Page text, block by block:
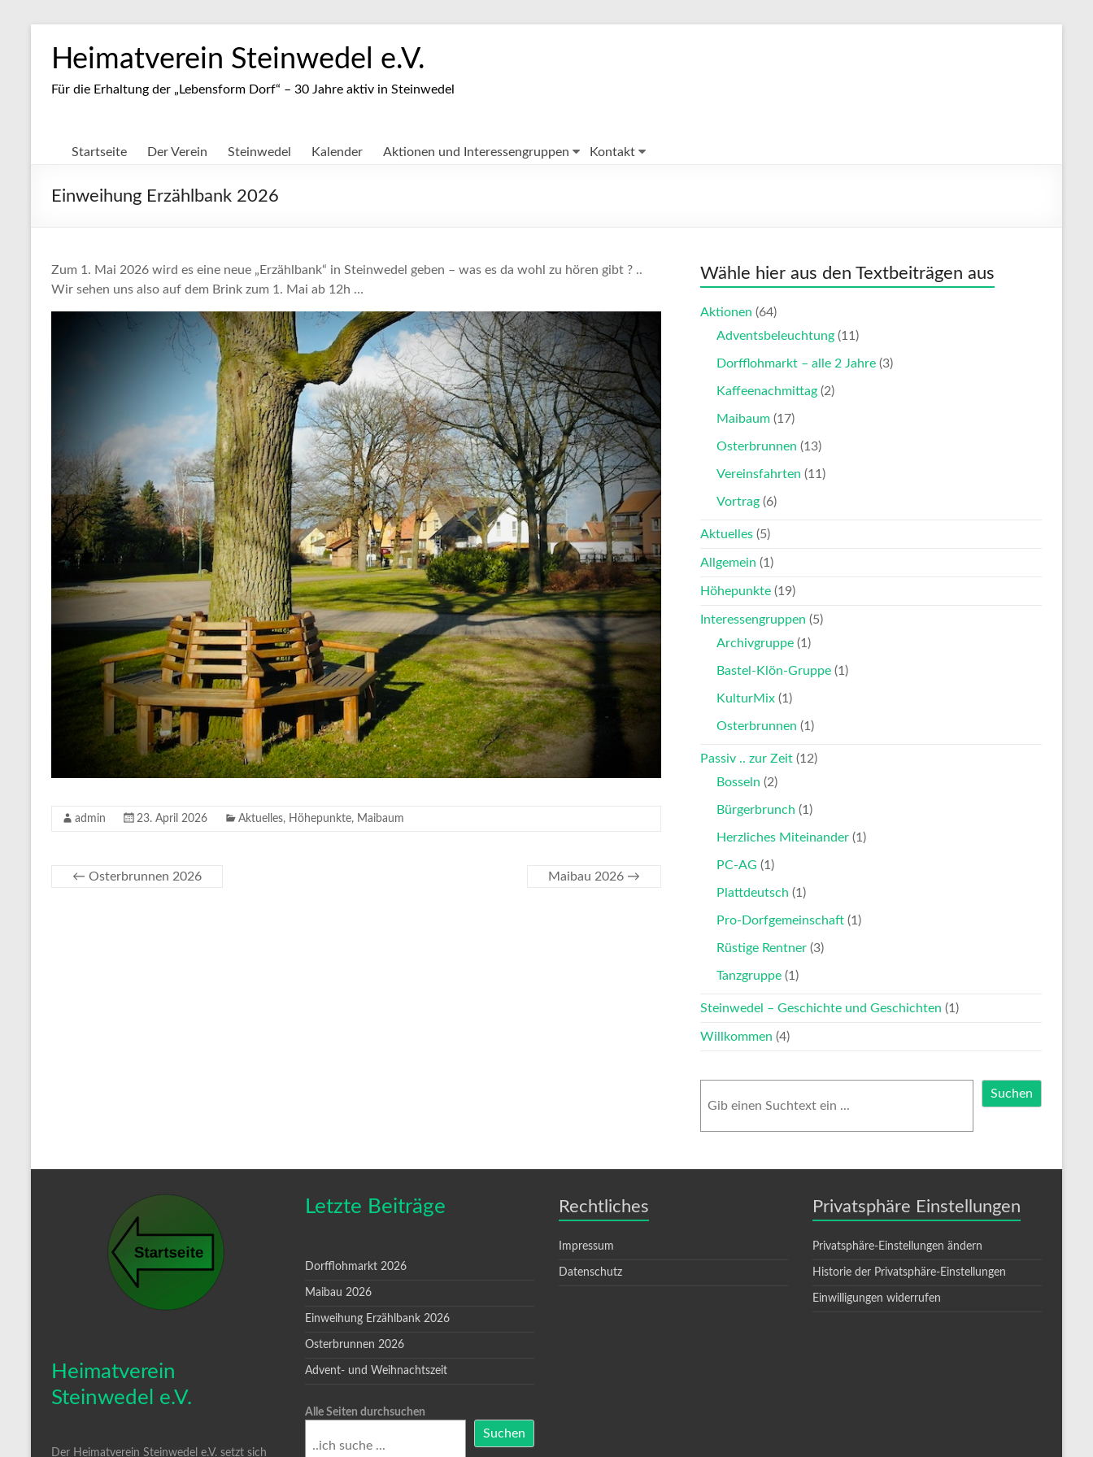
Inhalt
springenHeimatverein Steinwedel e.V.
Für die Erhaltung der „Lebensform Dorf“ – 30 Jahre aktiv in Steinwedel
Startseite Der Verein Steinwedel Kalender Aktionen und Interessengruppen Kontakt
Einweihung Erzählbank 2026
Zum 1. Mai 2026 wird es eine neue „Erzählbank“ in Steinwedel geben – was es da wohl zu hören gibt ? ..
Wir sehen uns also auf dem Brink zum 1. Mai ab 12h …
admin 23. April 2026 Aktuelles, Höhepunkte, Maibaum
← Osterbrunnen 2026 Maibau 2026 →
Wähle hier aus den Textbeiträgen aus
Aktionen (64)
Adventsbeleuchtung (11)
Dorfflohmarkt – alle 2 Jahre (3)
Kaffeenachmittag (2)
Maibaum (17)
Osterbrunnen (13)
Vereinsfahrten (11)
Vortrag (6)
Aktuelles (5)
Allgemein (1)
Höhepunkte (19)
Interessengruppen (5)
Archivgruppe (1)
Bastel-Klön-Gruppe (1)
KulturMix (1)
Osterbrunnen (1)
Passiv .. zur Zeit (12)
Bosseln (2)
Bürgerbrunch (1)
Herzliches Miteinander (1)
PC-AG (1)
Plattdeutsch (1)
Pro-Dorfgemeinschaft (1)
Rüstige Rentner (3)
Tanzgruppe (1)
Steinwedel – Geschichte und Geschichten (1)
Willkommen (4)
Suchen
Heimatverein
Steinwedel e.V.
Der Heimatverein Steinwedel e.V. setzt sich
Letzte Beiträge
Dorfflohmarkt 2026
Maibau 2026
Einweihung Erzählbank 2026
Osterbrunnen 2026
Advent- und Weihnachtszeit
Alle Seiten durchsuchen
Suchen
Rechtliches
Impressum
Datenschutz
Privatsphäre Einstellungen
Privatsphäre-Einstellungen ändern
Historie der Privatsphäre-Einstellungen
Einwilligungen widerrufen